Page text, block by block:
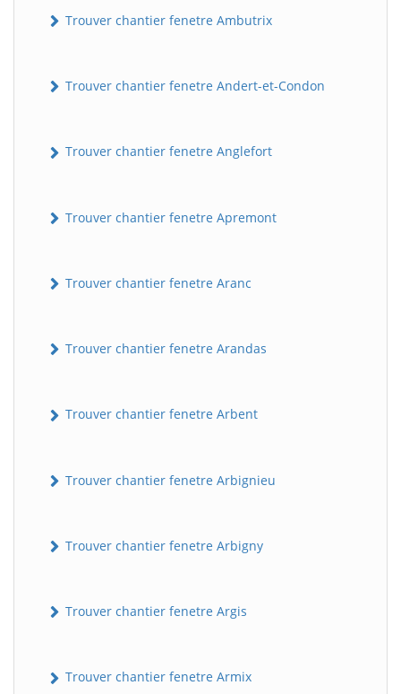
Trouver chantier fenetre Ambutrix
Trouver chantier fenetre Andert-et-Condon
Trouver chantier fenetre Anglefort
Trouver chantier fenetre Apremont
Trouver chantier fenetre Aranc
Trouver chantier fenetre Arandas
Trouver chantier fenetre Arbent
Trouver chantier fenetre Arbignieu
Trouver chantier fenetre Arbigny
Trouver chantier fenetre Argis
Trouver chantier fenetre Armix